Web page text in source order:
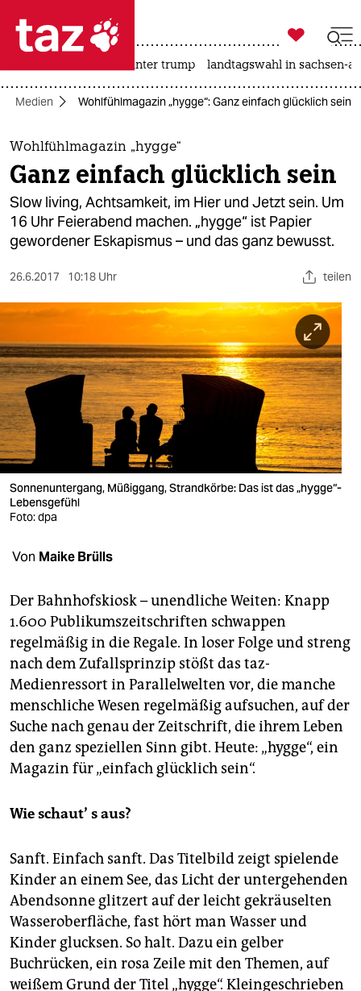
 taz zahl ich
taz zahl ich
themen
politik
öko
gesellschaft
berlin
nord
wahrheit
verlag
verlag
shop
fragen & hilfe
unterstützen
abo
genossenschaft
epaper login

taz zahl ich
usa unter trump landtagswahl in sachsen-
Medien Wohlfühlmagazin „hygge“: Ganz einfach glücklich sein
Wohlfühlmagazin „hygge“
Ganz einfach glücklich sein
Slow ­living, Achtsamkeit, im Hier und Jetzt sein. Um
16 Uhr Feierabend machen. „hygge“ ist Papier
gewordener Eskapismus – und das ganz bewusst.
26.6.2017 10:18 Uhr teilen
Sonnenuntergang, Müßiggang, Strandkörbe: Das ist das „hygge“-
Lebensgefühl
Foto: dpa
Von Maike Brülls
Der Bahnhofskiosk – unendliche Weiten: Knapp
1.600 Publikumszeitschriften schwappen
regelmäßig in die Regale. In loser Folge und streng
nach dem Zufallsprinzip stößt das taz-
Medienressort in Parallelwelten vor, die manche
menschliche Wesen regelmäßig aufsuchen, auf der
Suche nach genau der Zeitschrift, die ihrem Leben
den ganz speziellen Sinn gibt. Heute: „hygge“, ein
Magazin für „einfach glücklich sein“.
Wie schaut’ s aus?
Sanft. Einfach sanft. Das Titelbild zeigt spielende
Kinder an einem See, das Licht der untergehenden
Abendsonne glitzert auf der leicht gekräuselten
Wasseroberfläche, fast hört man Wasser und
Kinder glucksen. So halt. Dazu ein gelber
Buchrücken, ein rosa Zeile mit den Themen, auf
weißem Grund der Titel „hygge“. Kleingeschrieben